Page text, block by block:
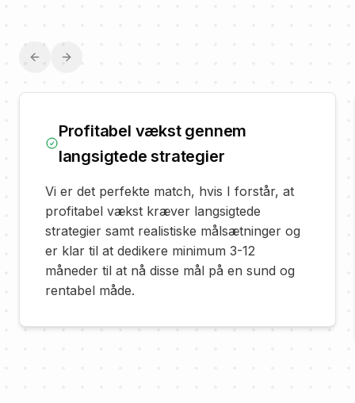
Previous slide
Next slide
Profitabel vækst gennem
langsigtede strategier
Vi er det perfekte match, hvis I forstår, at
profitabel vækst kræver langsigtede
strategier samt realistiske målsætninger og
er klar til at dedikere minimum 3-12
måneder til at nå disse mål på en sund og
rentabel måde.